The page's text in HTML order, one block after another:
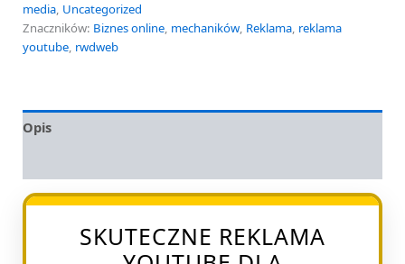
media, Uncategorized
Znaczników: Biznes online, mechaników, Reklama, reklama
youtube, rwdweb
Opis
SKUTECZNE REKLAMA